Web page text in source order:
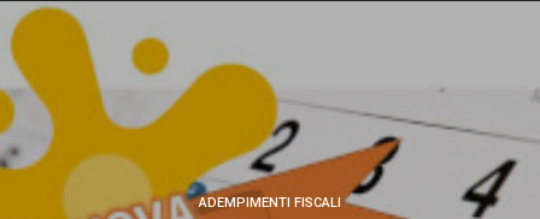
ADEMPIMENTI FISCALI